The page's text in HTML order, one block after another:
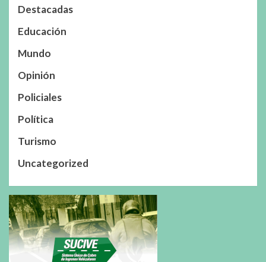
Destacadas
Educación
Mundo
Opinión
Policiales
Política
Turismo
Uncategorized